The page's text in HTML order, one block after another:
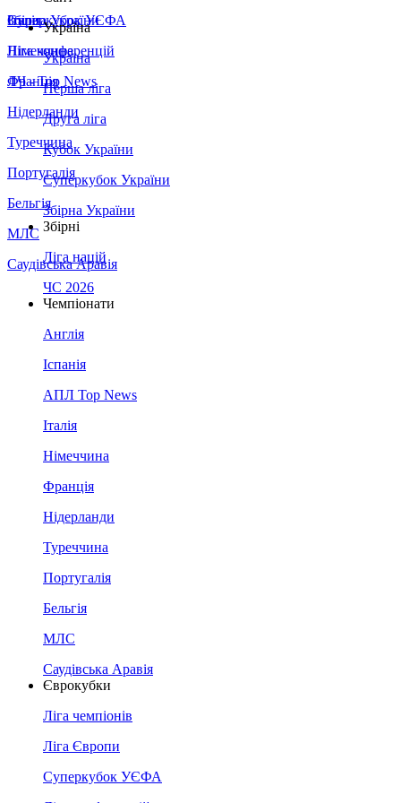
Збірна України
Італія
Німеччина
Франція
Нідерланди
Туреччина
Португалія
Бельгія
МЛС
Саудівська Аравія
Суперкубок УЄФА
Ліга конференцій
ЛЧ - Top News
Україна
Україна
Перша ліга
Друга ліга
Кубок України
Суперкубок України
Збірна України
Збірні
Ліга націй
ЧС 2026
Чемпіонати
Англія
Іспанія
АПЛ Top News
Італія
Німеччина
Франція
Нідерланди
Туреччина
Португалія
Бельгія
МЛС
Саудівська Аравія
Єврокубки
Ліга чемпіонів
Ліга Європи
Суперкубок УЄФА